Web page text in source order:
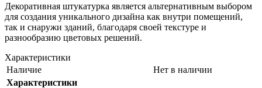
Декоративная штукатурка является альтернативным выбором
для создания уникального дизайна как внутри помещений,
так и снаружи зданий, благодаря своей текстуре и
разнообразию цветовых решений.
Характеристики
Наличие
Нет в наличии
Характеристики